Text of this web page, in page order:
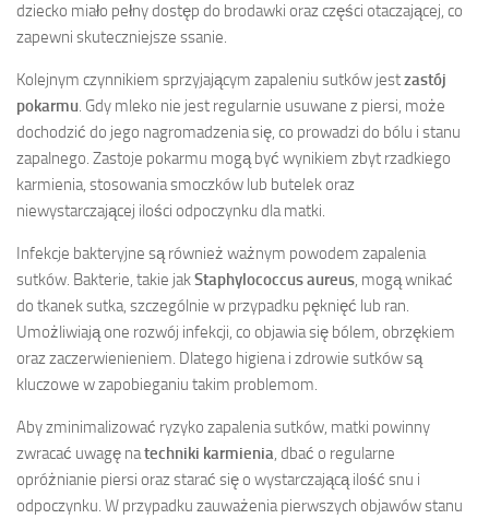
dziecko miało pełny dostęp do brodawki oraz części otaczającej, co
zapewni skuteczniejsze ssanie.
Kolejnym czynnikiem sprzyjającym zapaleniu sutków jestzastój
pokarmu. Gdy mleko nie jest regularnie usuwane z piersi, może
dochodzić do jego nagromadzenia się, co prowadzi do bólu i stanu
zapalnego. Zastoje pokarmu mogą być wynikiem zbyt rzadkiego
karmienia, stosowania smoczków lub butelek oraz
niewystarczającej ilości odpoczynku dla matki.
Infekcje bakteryjne są również ważnym powodem zapalenia
sutków. Bakterie, takie jakStaphylococcus aureus, mogą wnikać
do tkanek sutka, szczególnie w przypadku pęknięć lub ran.
Umożliwiają one rozwój infekcji, co objawia się bólem, obrzękiem
oraz zaczerwienieniem. Dlatego higiena i zdrowie sutków są
kluczowe w zapobieganiu takim problemom.
Aby zminimalizować ryzyko zapalenia sutków, matki powinny
zwracać uwagę natechniki karmienia, dbać o regularne
opróżnianie piersi oraz starać się o wystarczającą ilość snu i
odpoczynku. W przypadku zauważenia pierwszych objawów stanu